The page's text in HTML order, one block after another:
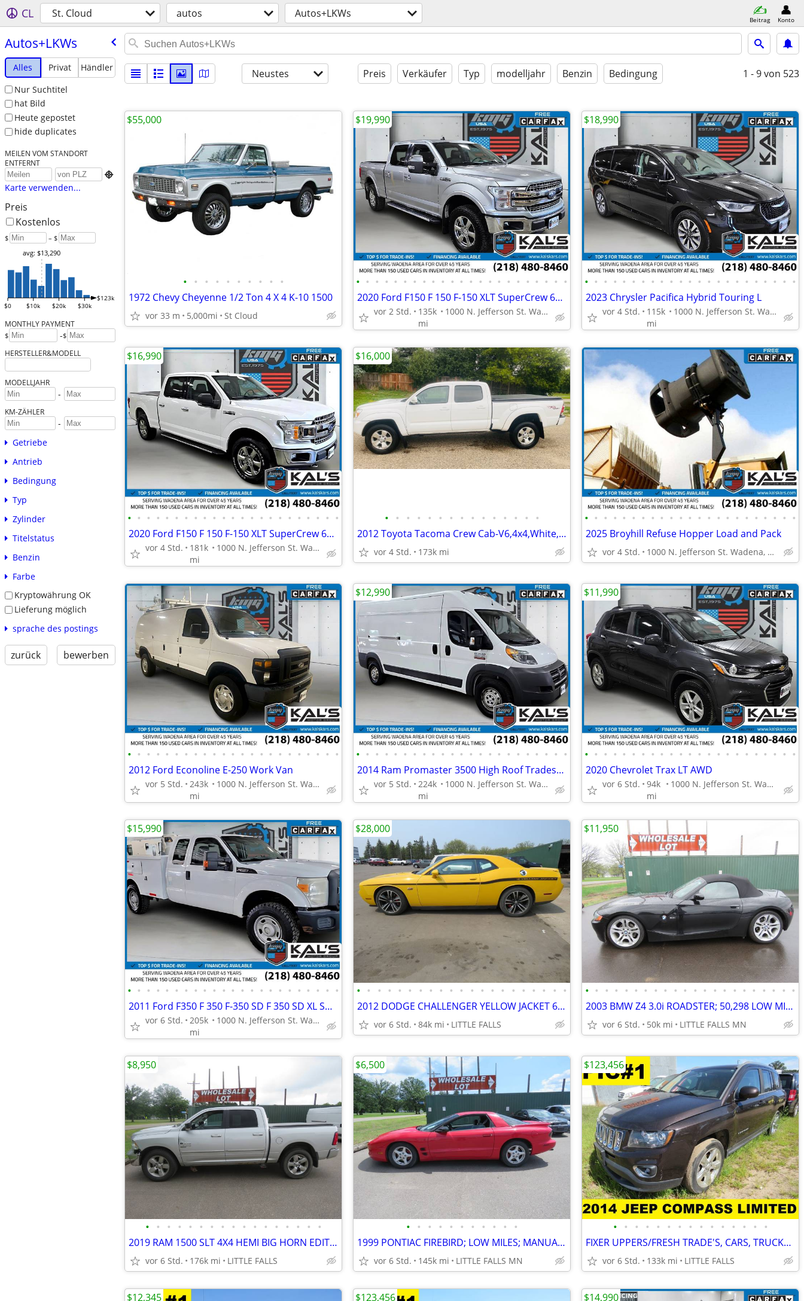
CL St. Cloud autos Autos+LKWs Beitrag Konto
Autos+LKWs
Alles Privat
Händler
Nur Suchtitel
hat Bild
Heute gepostet
hide duplicates
MEILEN VOM STANDORT
ENTFERNT

Karte verwenden...
Preis
Kostenlos
$ – $
$0 $10k $20k $30k
$123k
avg: $13,290
MONTHLY PAYMENT
$ -$
HERSTELLER&MODELL
MODELLJAHR
-
KM-ZÄHLER
-
Getriebe
Antrieb
Bedingung
Typ
Zylinder
Titelstatus
Benzin
Farbe
Kryptowährung OK
Lieferung möglich
sprache des postings
zurück bewerben
Neustes Preis Verkäufer Typ modelljahr Benzin Bedingung 1 - 9von 523
• • • • • • • • • •
1972 Chevy Cheyenne 1/2 Ton 4 X 4 K-10 1500
vor 33 m 5,000mi St Cloud
$55,000
• • • • • • • • • • • • • • • • • • • • • • •
2020 Ford F150 F 150 F-150 XLT SuperCrew 65-ft Bed
vor 2 Std.
135k
mi
1000 N. Jefferson St. Wadena, MN 56482
$19,990
• • • • • • • • • • • • • • • • • • • • • • •
2023 Chrysler Pacifica Hybrid Touring L
vor 4 Std.
115k
mi
1000 N. Jefferson St. Wadena, MN 56482
$18,990
• • • • • • • • • • • • • • • • • • • • • • •
2020 Ford F150 F 150 F-150 XLT SuperCrew 65-ft Bed
vor 4 Std.
181k
mi
1000 N. Jefferson St. Wadena, MN 56482
$16,990
• • • • • • • • • • • • • • •
2012 Toyota Tacoma Crew Cab-V6,4x4,White,GREAT truck,173k
vor 4 Std. 173k mi
$16,000
• • • • • • • • • • • • • • • • • • • • • • •
2025 Broyhill Refuse Hopper Load and Pack
vor 4 Std. 1000 N. Jefferson St. Wadena, MN 56482
• • • • • • • • • • • • • • • • • • • • • • •
2012 Ford Econoline E-250 Work Van
vor 5 Std.
243k
mi
1000 N. Jefferson St. Wadena, MN 56482
• • • • • • • • • • • • • • • • • • • • • • •
2014 Ram Promaster 3500 High Roof Tradesman 159-in WB
vor 5 Std.
224k
mi
1000 N. Jefferson St. Wadena, MN 56482
$12,990
• • • • • • • • • • • • • • • • • • • • • • •
2020 Chevrolet Trax LT AWD
vor 6 Std.
94k
mi
1000 N. Jefferson St. Wadena, MN 56482
$11,990
• • • • • • • • • • • • • • • • • • • • • • •
2011 Ford F350 F 350 F-350 SD F 350 SD XL SuperCabService Body Truck
vor 6 Std.
205k
mi
1000 N. Jefferson St. Wadena, MN 56482
$15,990
• • • • • • • • • • • • • • • • • • • • •
2012 DODGE CHALLENGER YELLOW JACKET 6.4 HEMI RARE CAR SUPER CONDITION
vor 6 Std. 84k mi LITTLE FALLS
$28,000
• • • • • • • • • • • • • • • • • • • • • •
2003 BMW Z4 3.0i ROADSTER; 50,298 LOW MILES ; EXCELENT CONDITION ! OBO
vor 6 Std. 50k mi LITTLE FALLS MN
$11,950
• • • • • • • • • • • • • • • • •
2019 RAM 1500 SLT 4X4 HEMI BIG HORN EDITION LOADED $12,830 BOOK VALUE
vor 6 Std. 176k mi LITTLE FALLS
$8,950
• • • • • • • • • • •
1999 PONTIAC FIREBIRD; LOW MILES; MANUAL; ARIZONA FRESH ARRIVAL !
vor 6 Std. 145k mi LITTLE FALLS MN
$6,500
• • • • • • • • • • • • • • •
FIXER UPPERS/FRESH TRADE'S, CARS, TRUCKS, SUVS, VANS!! WHOLESALE!!
vor 6 Std. 133k mi LITTLE FALLS
$123,456
$12,345 $123,456 $14,990